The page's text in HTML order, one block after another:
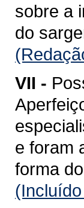
sobre a
do
VII -
e foram
forma